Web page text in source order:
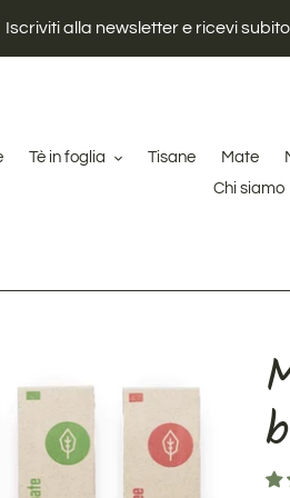
Iscriviti alla newsletter e ricevi
Tè in foglia Tisane Mate
Chi siamo